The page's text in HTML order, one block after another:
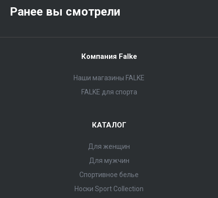
Ранее вы смотрели
Компания Falke
Наши магазины FALKE
FALKE для спорта
КАТАЛОГ
Для женщин
Для мужчин
Спортивное белье
Носки Sport Collection